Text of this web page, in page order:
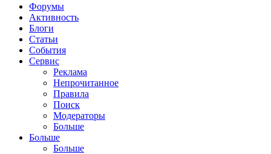
Форумы
Активность
Блоги
Статьи
События
Сервис
Реклама
Непрочитанное
Правила
Поиск
Модераторы
Больше
Больше
Больше